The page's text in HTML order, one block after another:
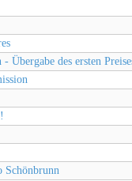
Übergabe des ersten
Schönbrunn